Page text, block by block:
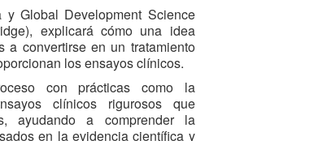
Global Development Science
explicará cómo una idea
a convertirse en un tratamiento
los ensayos clínicos.
con prácticas como la
clínicos rigurosos que
ayudando a comprender la
en la evidencia científica y